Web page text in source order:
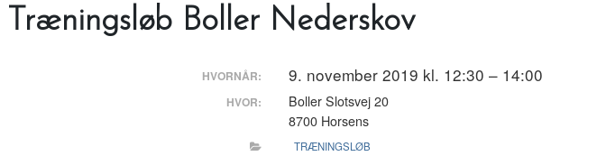
Træningsløb Boller Nederskov
HVORNÅR: 9. november 2019 kl. 12:30 – 14:00
HVOR:
Boller Slotsvej 20
8700 Horsens
TRÆNINGSLØB